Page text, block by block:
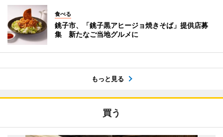
食べる
銚子市、「銚子黒アヒージョ焼きそば」提供店募
集 新たなご当地グルメに
もっと見る
買う